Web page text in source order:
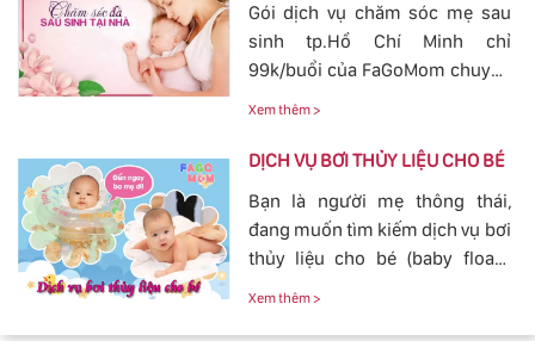
FaGoMom cung cấp tới các mẹ
không cần phải lo nghĩ về
chuyện massage và tắm cho
con yêu của mình.
Gói dịch vụ chăm sóc mẹ sau
sinh tp.Hồ Chí Minh chỉ
99k/buổi của FaGoMom chuyên
nghiệp, Dịch Vụ Hoàn Hảo,
yên tâm cho mẹ và bé.
Xem thêm >
DỊCH VỤ BƠI THỦY LIỆU CHO BÉ
Bạn là người mẹ thông thái,
đang muốn tìm kiếm dịch vụ bơi
thủy liệu cho bé (baby fload)
đảm bảo uy tín và chất lượng.
Xem thêm >